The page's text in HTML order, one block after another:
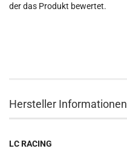
der das Produkt bewertet.
Hersteller Informationen
LC RACING